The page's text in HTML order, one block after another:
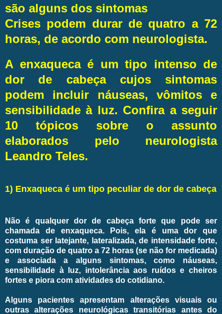
são alguns dos sintomas
Crises podem durar de quatro a 72
horas, de acordo com neurologista.
A enxaqueca é um tipo intenso de
dor de cabeça cujos sintomas
podem incluir náuseas, vômitos e
sensibilidade à luz. Confira a seguir
10 tópicos sobre o assunto
elaborados pelo neurologista
Leandro Teles.
1) Enxaqueca é um tipo peculiar de dor de cabeça
Não é qualquer dor de cabeça forte que pode ser
chamada de enxaqueca. Pois, ela é uma dor que
costuma ser latejante, lateralizada, de intensidade forte,
com duração de quatro a 72 horas (se não for medicada)
e associada a alguns sintomas, como náuseas,
sensibilidade à luz, intolerância aos ruídos e cheiros
fortes e piora com atividades do cotidiano.
Alguns pacientes apresentam alterações visuais ou
outras alterações neurológicas transitórias antes do